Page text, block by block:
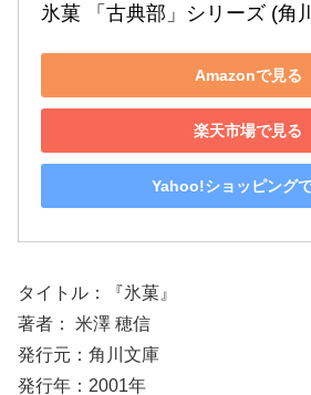
氷菓 「古典部」シリーズ (角
Amazonで見る
楽天市場で見る
Yahoo!ショッピング
タイトル：『氷菓』
著者： 米澤 穂信
発行元：角川文庫
発行年：2001年